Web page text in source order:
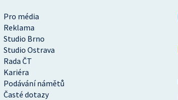
Pro média
Reklama
Studio Brno
Studio Ostrava
Rada ČT
Kariéra
Podávání námětů
Časté dotazy